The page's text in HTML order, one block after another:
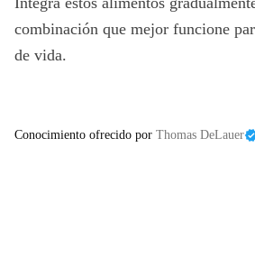
combinación que mejor funcione
de vida.
Conocimiento ofrecido por Thomas DeLauer